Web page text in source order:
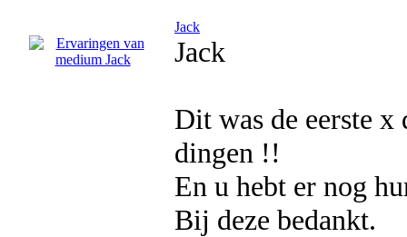
Jack
Jack
Dit was de eerste x
dingen !!
En u hebt er nog
Bij deze bedankt.